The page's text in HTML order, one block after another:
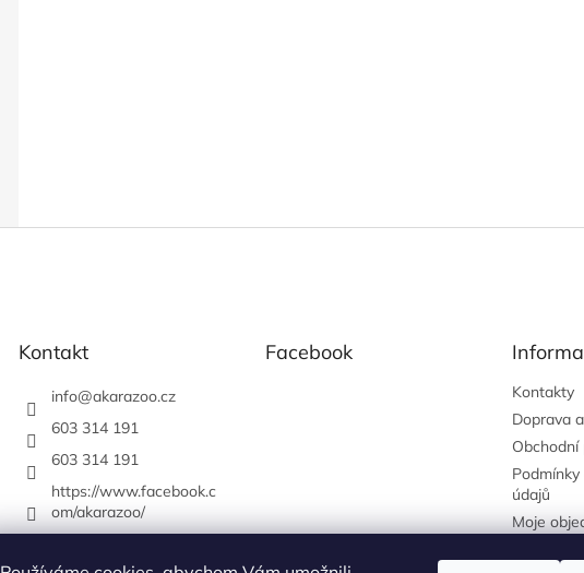
Kontakt
info@akarazoo.cz
603 314 191
603 314 191
https://www.facebook.c
om/akarazoo/
Facebook
Kontakty
Doprava
Obchodní
údajů
Moje